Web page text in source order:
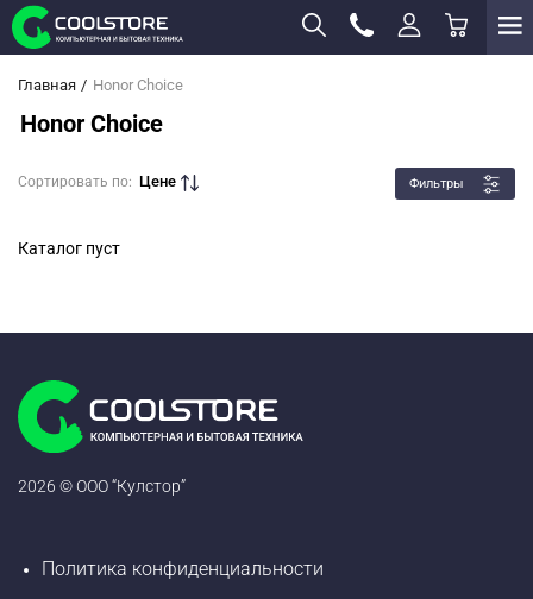
Главная Honor Choice
Honor Choice
Сортировать по: Цене Фильтры
Каталог пуст
2026 © ООО “Кулстор”
Политика конфиденциальности